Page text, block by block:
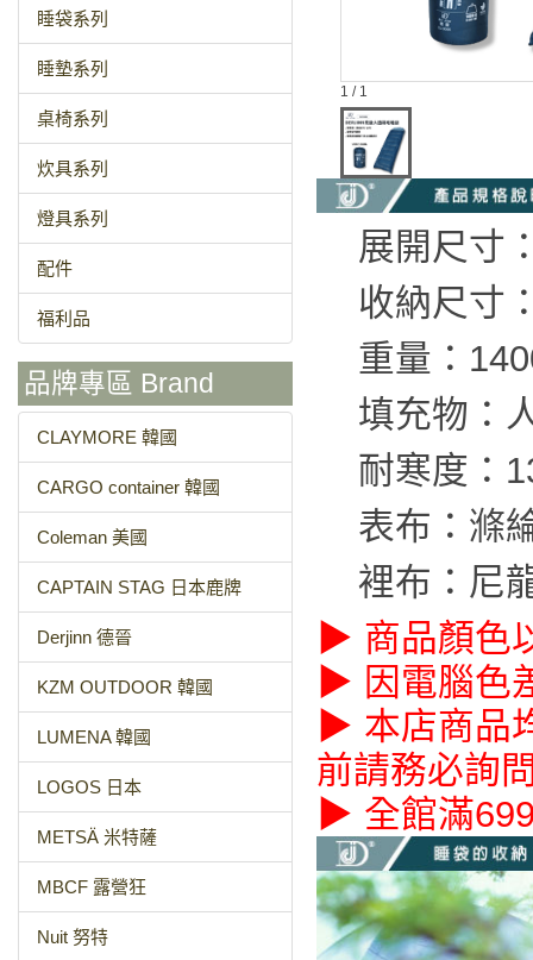
睡袋系列
睡墊系列
桌椅系列
炊具系列
燈具系列
配件
福利品
品牌專區 Brand
CLAYMORE 韓國
CARGO container 韓國
Coleman 美國
CAPTAIN STAG 日本鹿牌
Derjinn 德晉
KZM OUTDOOR 韓國
LUMENA 韓國
LOGOS 日本
METSÄ 米特薩
MBCF 露營狂
Nuit 努特
1 / 1
展開尺寸
收納尺寸
重量：
填充物：
耐寒度：
表布：滌
裡布：尼
▶ 商品顏色
▶ 因電腦色
▶ 本店商品
前請務必詢
▶ 全館滿